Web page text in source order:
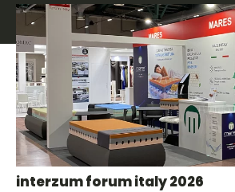
Progetti in evidenza
Collettive
interzum forum italy 2026